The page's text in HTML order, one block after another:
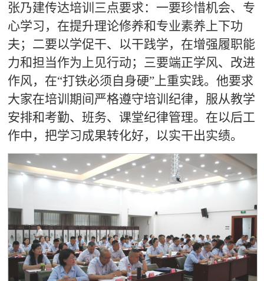
张乃建传达培训三点要求：一要珍惜机会、专
心学习，在提升理论修养和专业素养上下功
夫；二要以学促干、以干践学，在增强履职能
力和担当作为上见行动；三要端正学风、改进
作风，在“打铁必须自身硬”上重实践。他要求
大家在培训期间严格遵守培训纪律，服从教学
安排和考勤、班务、课堂纪律管理。在以后工
作中，把学习成果转化好，以实干出实绩。